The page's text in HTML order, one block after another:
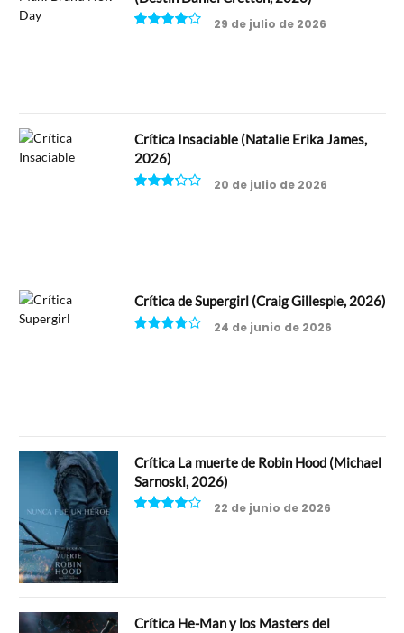
29 de julio de 2026
Crítica Insaciable (Natalie Erika James,
2026)
20 de julio de 2026
Crítica de Supergirl (Craig Gillespie, 2026)
24 de junio de 2026
Crítica La muerte de Robin Hood (Michael
Sarnoski, 2026)
22 de junio de 2026
Crítica He-Man y los Masters del